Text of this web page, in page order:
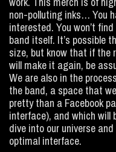
non-polluting inks… You
interested. You won’t
band itself. It’s possible
size, but know that if the
will make it again, be
We are also in the
the band, a space that
pretty than a Facebook
interface), and which will
dive into our universe
optimal interface.